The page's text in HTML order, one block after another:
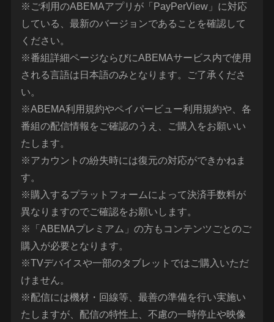
※ご利用のABEMAアプリが「PayPerView」に対応
している、最新のバージョンであることを確認して
ください。
※番組詳細ページならびにABEMAサービス内で使用
される言語は日本語のみとなります。ご了承くださ
い。
※ABEMA利用規約やペイパービュー利用規約や、各
番組の配信情報をご確認のうえ、ご購入をお願いい
たします。
※アカウントの紛失時には復元の対応ができかねま
す。
※購入するプラットフォームによって決済手数料が
異なりますのでご確認をお願いします。
※「ABEMAプレミアム」の方もコンテンツごとのご
購入が必要となります。
※TVデバイスや一部のタブレットではご購入いただ
けません。
※配信には機材・回線等、最善の準備を行い実施い
たしますが、配信の特性上、不慮の一時停止や映像